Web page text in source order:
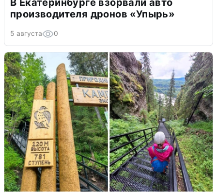
В Екатеринбурге взорвали авто
производителя дронов «Упырь»
5 августа 0